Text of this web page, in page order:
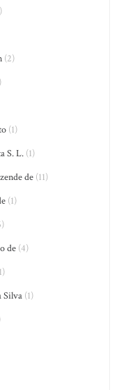
(2)
(1)
S. L.(1)
de (11)
(1)
de (4)
Silva(1)